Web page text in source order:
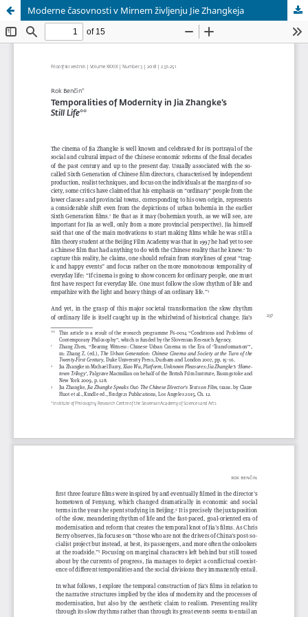
Moderne časovnosti v Mirnem življenju Jie Zhangkeja